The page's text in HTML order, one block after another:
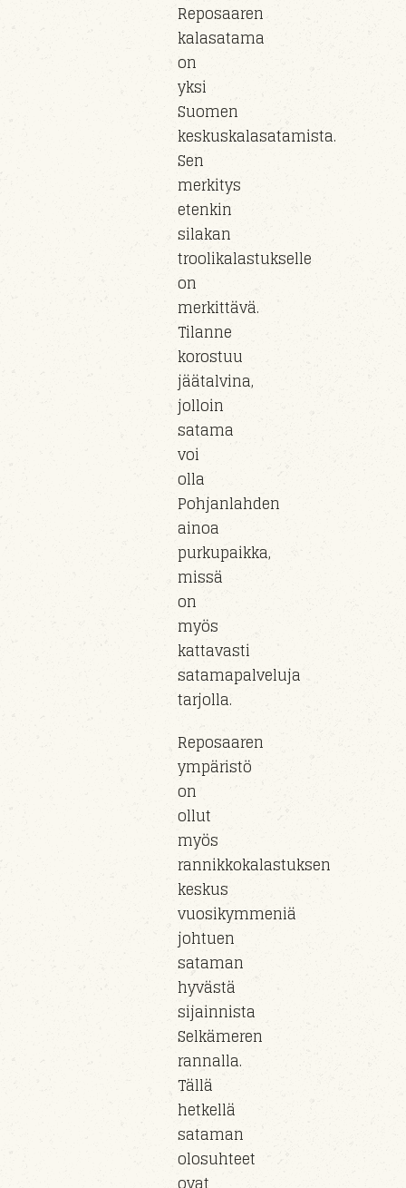
Reposaaren
kalasatama
on
yksi
Suomen
keskuskalasatamista.
Sen
merkitys
etenkin
silakan
troolikalastukselle
on
merkittävä.
Tilanne
korostuu
jäätalvina,
jolloin
satama
voi
olla
Pohjanlahden
ainoa
purkupaikka,
missä
on
myös
kattavasti
satamapalveluja
tarjolla.
Reposaaren
ympäristö
on
ollut
myös
rannikkokalastuksen
keskus
vuosikymmeniä
johtuen
sataman
hyvästä
sijainnista
Selkämeren
rannalla.
Tällä
hetkellä
sataman
olosuhteet